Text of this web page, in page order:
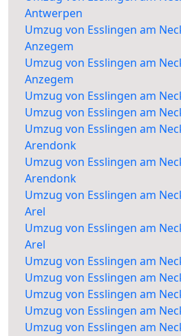
Antwerpen
Umzug von Esslingen am
Anzegem
Umzug von Esslingen am
Anzegem
Umzug von Esslingen am
Umzug von Esslingen am
Umzug von Esslingen am
Arendonk
Umzug von Esslingen am
Arendonk
Umzug von Esslingen am
Arel
Umzug von Esslingen am
Arel
Umzug von Esslingen am
Umzug von Esslingen am
Umzug von Esslingen am
Umzug von Esslingen am
Umzug von Esslingen am